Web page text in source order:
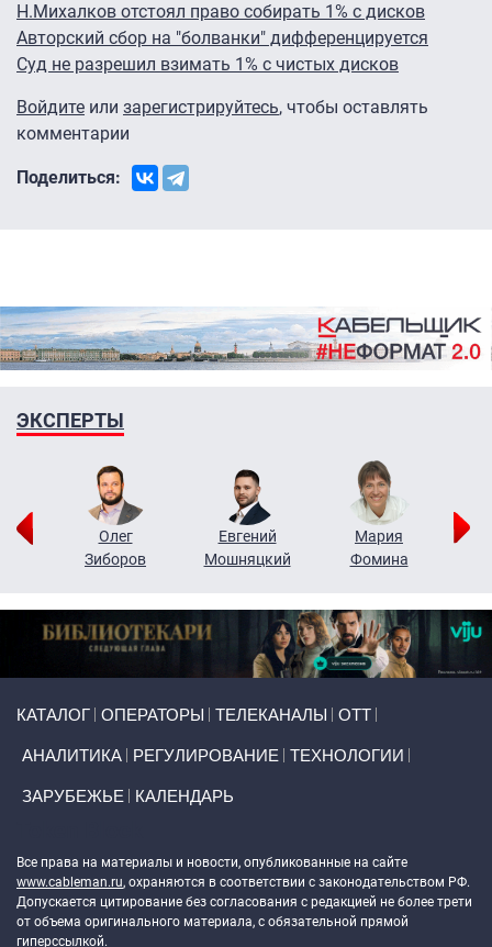
Н.Михалков отстоял право собирать 1% с дисков
Авторский сбор на "болванки" дифференцируется
Суд не разрешил взимать 1% с чистых дисков
Войдите или зарегистрируйтесь, чтобы оставлять
комментарии
Поделиться:
ЭКСПЕРТЫ
Олег
Зиборов
Евгений
Мошняцкий
Мария
Фомина
КАТАЛОГ ОПЕРАТОРЫ ТЕЛЕКАНАЛЫ ОТТ
АНАЛИТИКА РЕГУЛИРОВАНИЕ ТЕХНОЛОГИИ
ЗАРУБЕЖЬЕ КАЛЕНДАРЬ
Все права на материалы и новости, опубликованные на сайте
www.cableman.ru, охраняются в соответствии с законодательством РФ.
Допускается цитирование без согласования с редакцией не более трети
от объема оригинального материала, с обязательной прямой
гиперссылкой.